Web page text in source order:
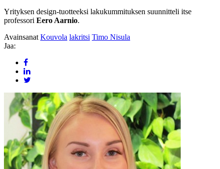
Yrityksen design-tuotteeksi lakukummituksen suunnitteli itse
professori Eero Aarnio.
Avainsanat Kouvola lakritsi Timo Nisula
Jaa: